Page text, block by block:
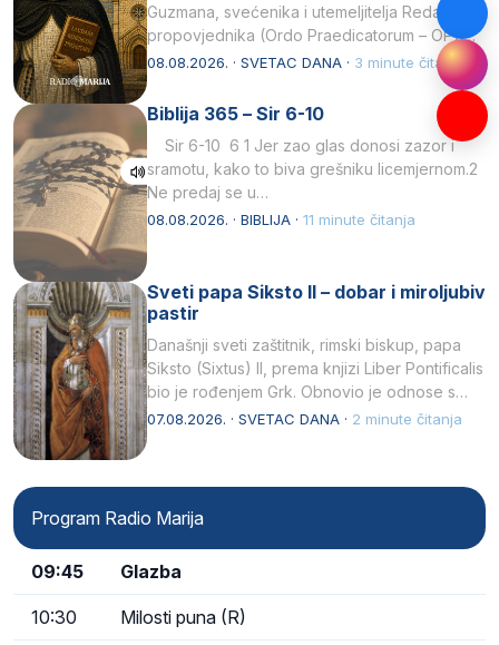
Guzmana, svećenika i utemeljitelja Reda
propovjednika (Ordo Praedicatorum – OP).
Svojim životom, dubokom ljubavlju prema
08.08.2026. · SVETAC DANA · 3 minute čitanja
Biblija 365 – Sir 6-10
Sir 6-10 6 1 Jer zao glas donosi zazor i
sramotu, kako to biva grešniku licemjernom.2
Ne predaj se u…
08.08.2026. · BIBLIJA · 11 minute čitanja
Sveti papa Siksto II – dobar i miroljubiv
pastir
Današnji sveti zaštitnik, rimski biskup, papa
Siksto (Sixtus) II, prema knjizi Liber Pontificalis
bio je rođenjem Grk. Obnovio je odnose s
afričkim…
07.08.2026. · SVETAC DANA · 2 minute čitanja
Program Radio Marija
09:45 Glazba
10:30 Milosti puna (R)